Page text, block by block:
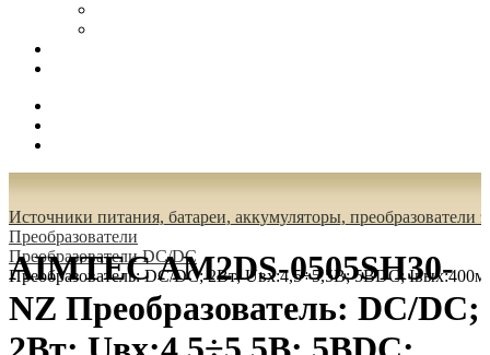
Источники питания, батареи, аккумуляторы, преобразователи
Преобразователи
Преобразователи DC/DC
Преобразователь: DC/DC; 2Вт; Uвх:4,5÷5,5В; 5ВDC;
AIMTEC AM2DS-0505SH30-
NZ Преобразователь: DC/DC;